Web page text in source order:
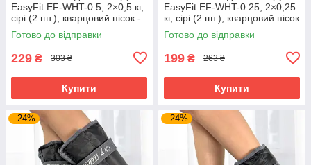
EasyFit EF-WHT-0.5, 2×0,5 кг,
сірі (2 шт.), кварцовий пісок -
для фітнесу, бігу та аеробіки
Готово до відправки
229 ₴ 303 ₴
Купити
EasyFit EF-WHT-0.25, 2×0,25
кг, сірі (2 шт.), кварцовий пісок
- для фітнесу, бігу та
аеробіки
Готово до відправки
199 ₴ 263 ₴
Купити
–24% –24%